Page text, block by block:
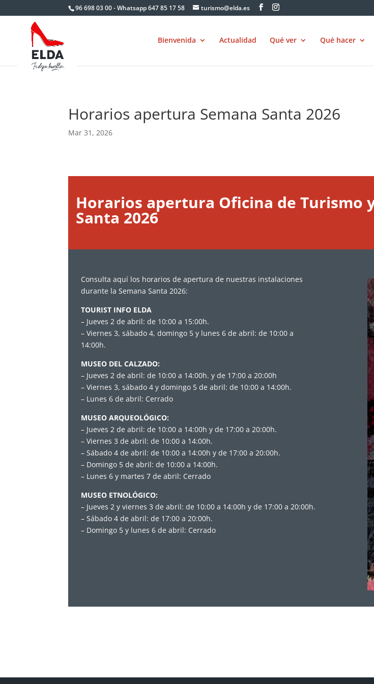
96 698 03 00 - Whatsapp 647 85 17 58 turismo@elda.es
Bienvenida Actualidad Qué ver Qué hacer
Horarios apertura Semana Santa 2026
Mar 31, 2026
Horarios apertura Oficina de Turismo
Santa 2026
Consulta aquí los horarios de apertura de nuestras instalaciones
durante la Semana Santa 2026:
TOURIST INFO ELDA
– Jueves 2 de abril: de 10:00 a 15:00h.
– Viernes 3, sábado 4, domingo 5 y lunes 6 de abril: de 10:00 a
14:00h.
MUSEO DEL CALZADO:
– Jueves 2 de abril: de 10:00 a 14:00h. y de 17:00 a 20:00h
– Viernes 3, sábado 4 y domingo 5 de abril: de 10:00 a 14:00h.
– Lunes 6 de abril: Cerrado
MUSEO ARQUEOLÓGICO:
– Jueves 2 de abril: de 10:00 a 14:00h y de 17:00 a 20:00h.
– Viernes 3 de abril: de 10:00 a 14:00h.
– Sábado 4 de abril: de 10:00 a 14:00h y de 17:00 a 20:00h.
– Domingo 5 de abril: de 10:00 a 14:00h.
– Lunes 6 y martes 7 de abril: Cerrado
MUSEO ETNOLÓGICO:
– Jueves 2 y viernes 3 de abril: de 10:00 a 14:00h y de 17:00 a 20:00h.
– Sábado 4 de abril: de 17:00 a 20:00h.
– Domingo 5 y lunes 6 de abril: Cerrado